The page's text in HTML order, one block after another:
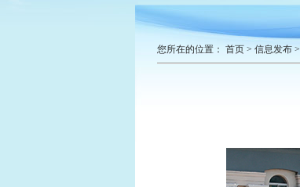
您所在的位置： 首页 > 信息发布 >